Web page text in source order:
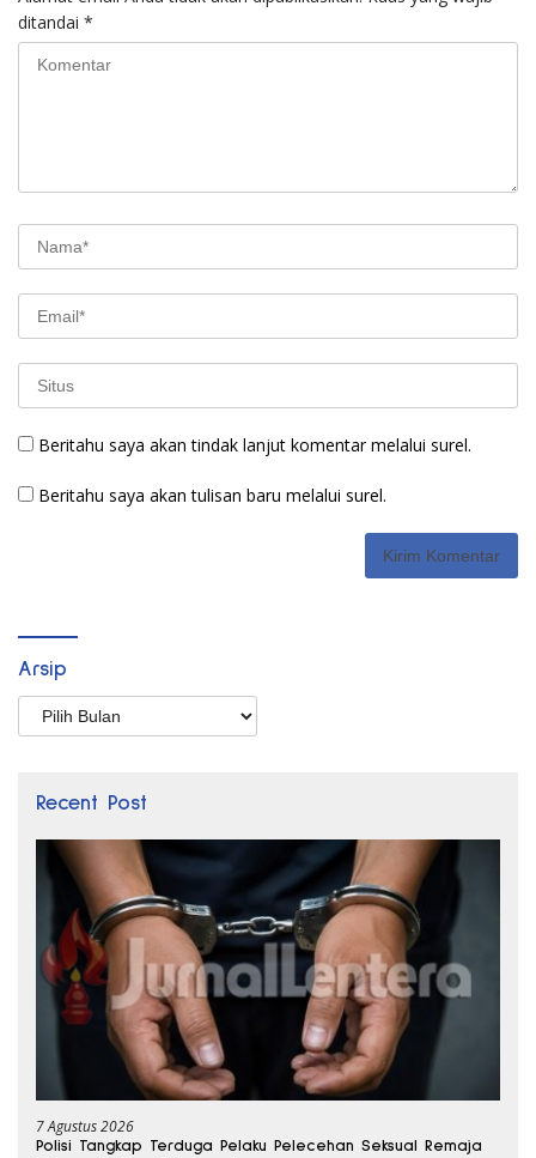
ditandai *
Beritahu saya akan tindak lanjut komentar melalui surel.
Beritahu saya akan tulisan baru melalui surel.
Arsip
Arsip
Recent Post
7 Agustus 2026
Polisi Tangkap Terduga Pelaku Pelecehan Seksual Remaja